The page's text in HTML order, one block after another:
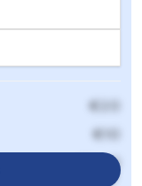
€20
€10
€6,40